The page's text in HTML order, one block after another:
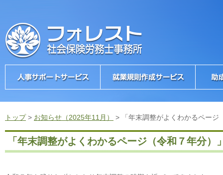
トップ> お知らせ（2025年11月） > 「年末調整がよくわかるペー
「年末調整がよくわかるページ（令和７年分）